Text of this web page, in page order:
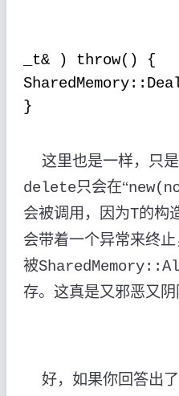
_t& ) throw() {
}
这里也是一样，只
delete只会在“new(
会被调用，因为T的构
会带着一个异常来终
被
存。这真是又邪恶又阴
好，如果你回答出